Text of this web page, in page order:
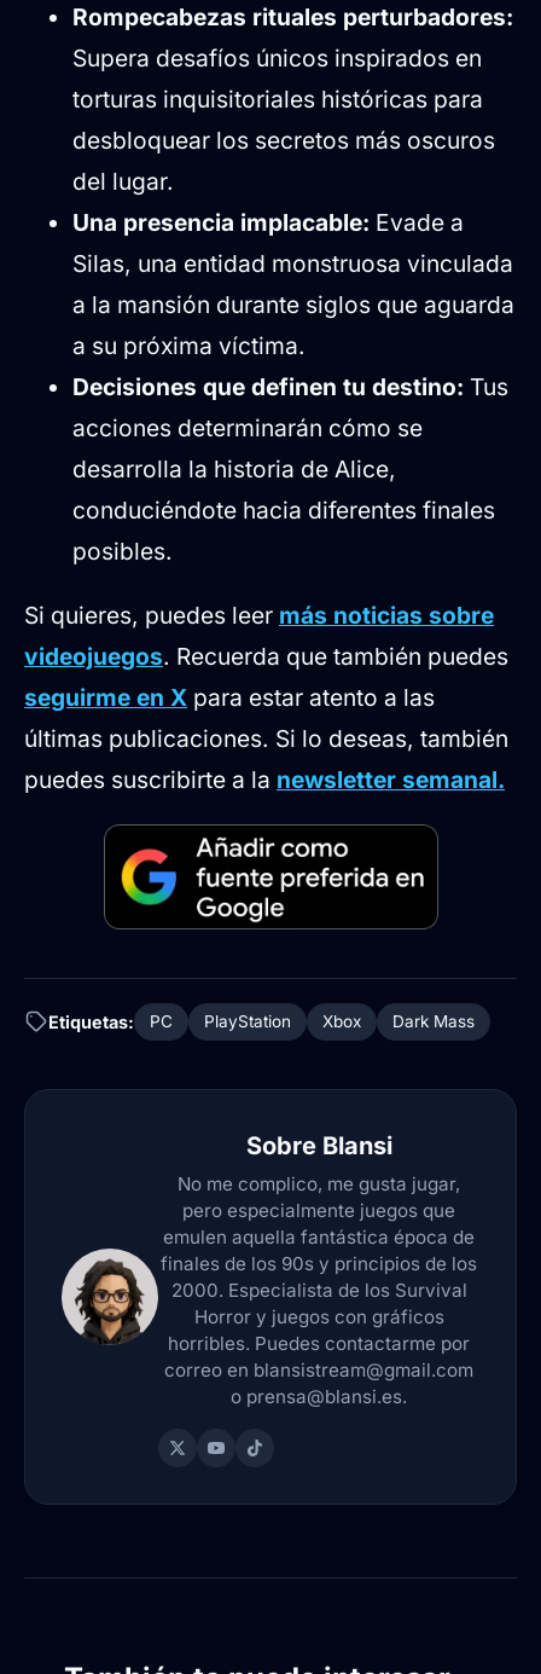
Rompecabezas rituales perturbadores:
Supera desafíos únicos inspirados en
torturas inquisitoriales históricas para
desbloquear los secretos más oscuros
del lugar.
Una presencia implacable: Evade a
Silas, una entidad monstruosa vinculada
a la mansión durante siglos que aguarda
a su próxima víctima.
Decisiones que definen tu destino: Tus
acciones determinarán cómo se
desarrolla la historia de Alice,
conduciéndote hacia diferentes finales
posibles.
Si quieres, puedes leer más noticias sobre
videojuegos. Recuerda que también puedes
seguirme en X para estar atento a las
últimas publicaciones. Si lo deseas, también
puedes suscribirte a la newsletter semanal.
Etiquetas: PC PlayStation Xbox Dark Mass
Sobre Blansi
No me complico, me gusta jugar,
pero especialmente juegos que
emulen aquella fantástica época de
finales de los 90s y principios de los
2000. Especialista de los Survival
Horror y juegos con gráficos
horribles. Puedes contactarme por
correo en blansistream@gmail.com
o prensa@blansi.es.